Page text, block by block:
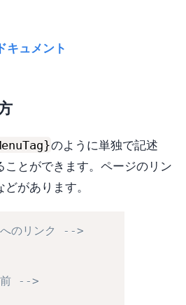
キュメント
のように単独で記述
ことができます。ページのリン
があります。
のリンク -->
前 -->